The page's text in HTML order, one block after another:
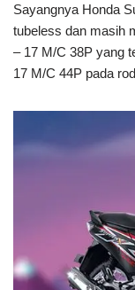
Sayangnya Honda
tubeless dan masih
– 17 M/C 38P yang
17 M/C 44P pada